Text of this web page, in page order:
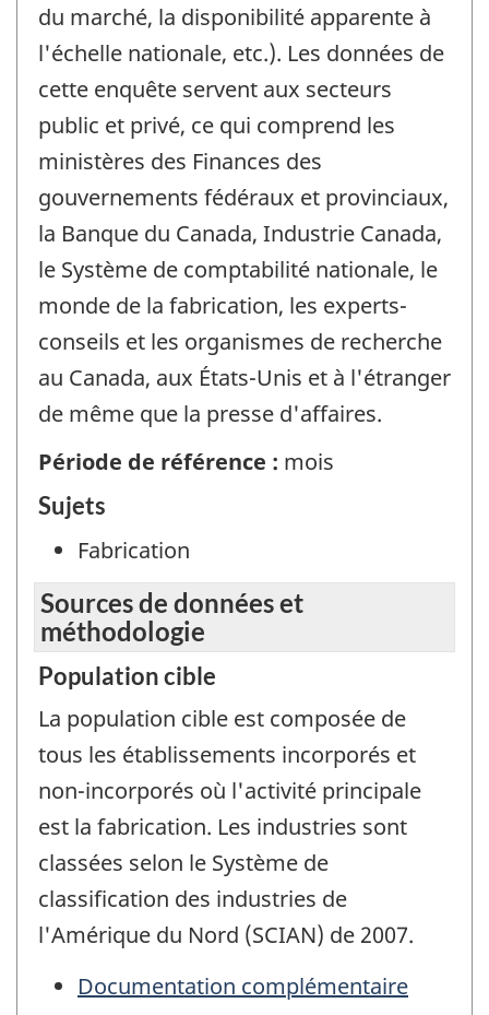
du marché, la disponibilité apparente à
l'échelle nationale, etc.). Les données de
cette enquête servent aux secteurs
public et privé, ce qui comprend les
ministères des Finances des
gouvernements fédéraux et provinciaux,
la Banque du Canada, Industrie Canada,
le Système de comptabilité nationale, le
monde de la fabrication, les experts-
conseils et les organismes de recherche
au Canada, aux États-Unis et à l'étranger
de même que la presse d'affaires.
Période de référence : mois
Sujets
Fabrication
Sources de données et
méthodologie
Population cible
La population cible est composée de
tous les établissements incorporés et
non-incorporés où l'activité principale
est la fabrication. Les industries sont
classées selon le Système de
classification des industries de
l'Amérique du Nord (SCIAN) de 2007.
Documentation complémentaire